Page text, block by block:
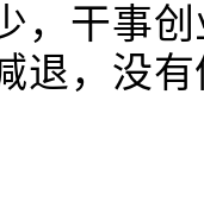
，干事
退，没